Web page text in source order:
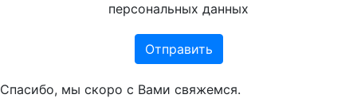
персональных данных
Спасибо, мы скоро с Вами свяжемся.